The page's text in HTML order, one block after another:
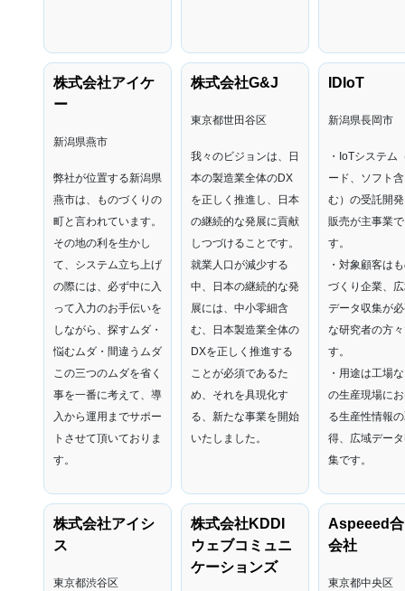
株式会社アイケ
ー
新潟県燕市
弊社が位置する新潟県
燕市は、ものづくりの
町と言われています。
その地の利を生かし
て、システム立ち上げ
の際には、必ず中に入
って入力のお手伝いを
しながら、探すムダ・
悩むムダ・間違うムダ
この三つのムダを省く
事を一番に考えて、導
入から運用までサポー
トさせて頂いておりま
す。
株式会社G&J
東京都世田谷区
我々のビジョンは、日
本の製造業全体のDX
を正しく推進し、日本
の継続的な発展に貢献
しつづけることです。
就業人口が減少する
中、日本の継続的な発
展には、中小零細含
む、日本製造業全体の
DXを正しく推進する
ことが必須であるた
め、それを具現化す
る、新たな事業を開始
いたしました。
IDIoT
新潟県長岡市
・IoTシステム
ード、ソフト含
む）の受託開
販売が主事業で
す。
・対象顧客は
づくり企業、
データ収集が
な研究者の方
す。
・用途は工場
の生産現場に
る生産性情報
得、広域デー
集です。
株式会社アイシ
ス
東京都渋谷区
株式会社KDDI
ウェブコミュニ
ケーションズ
Aspeeed
会社
東京都中央区